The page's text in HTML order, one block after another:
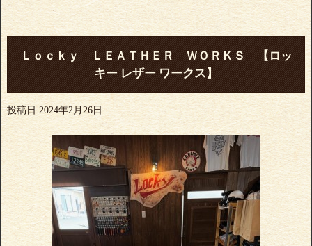
Ｌｏｃｋｙ ＬＥＡＴＨＥＲ ＷＯＲＫＳ 【ロッ
キー レザー ワークス】
投稿日 2024年2月26日